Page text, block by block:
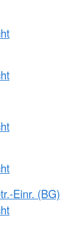
Einr. (BG)